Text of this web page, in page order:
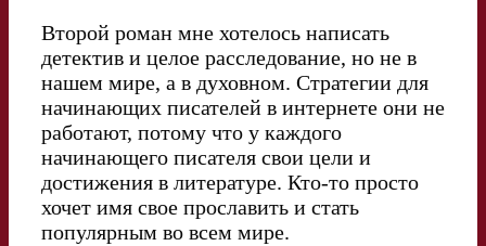
Второй роман мне хотелось написать
детектив и целое расследование, но не в
нашем мире, а в духовном. Стратегии для
начинающих писателей в интернете они не
работают, потому что у каждого
начинающего писателя свои цели и
достижения в литературе. Кто-то просто
хочет имя свое прославить и стать
популярным во всем мире.